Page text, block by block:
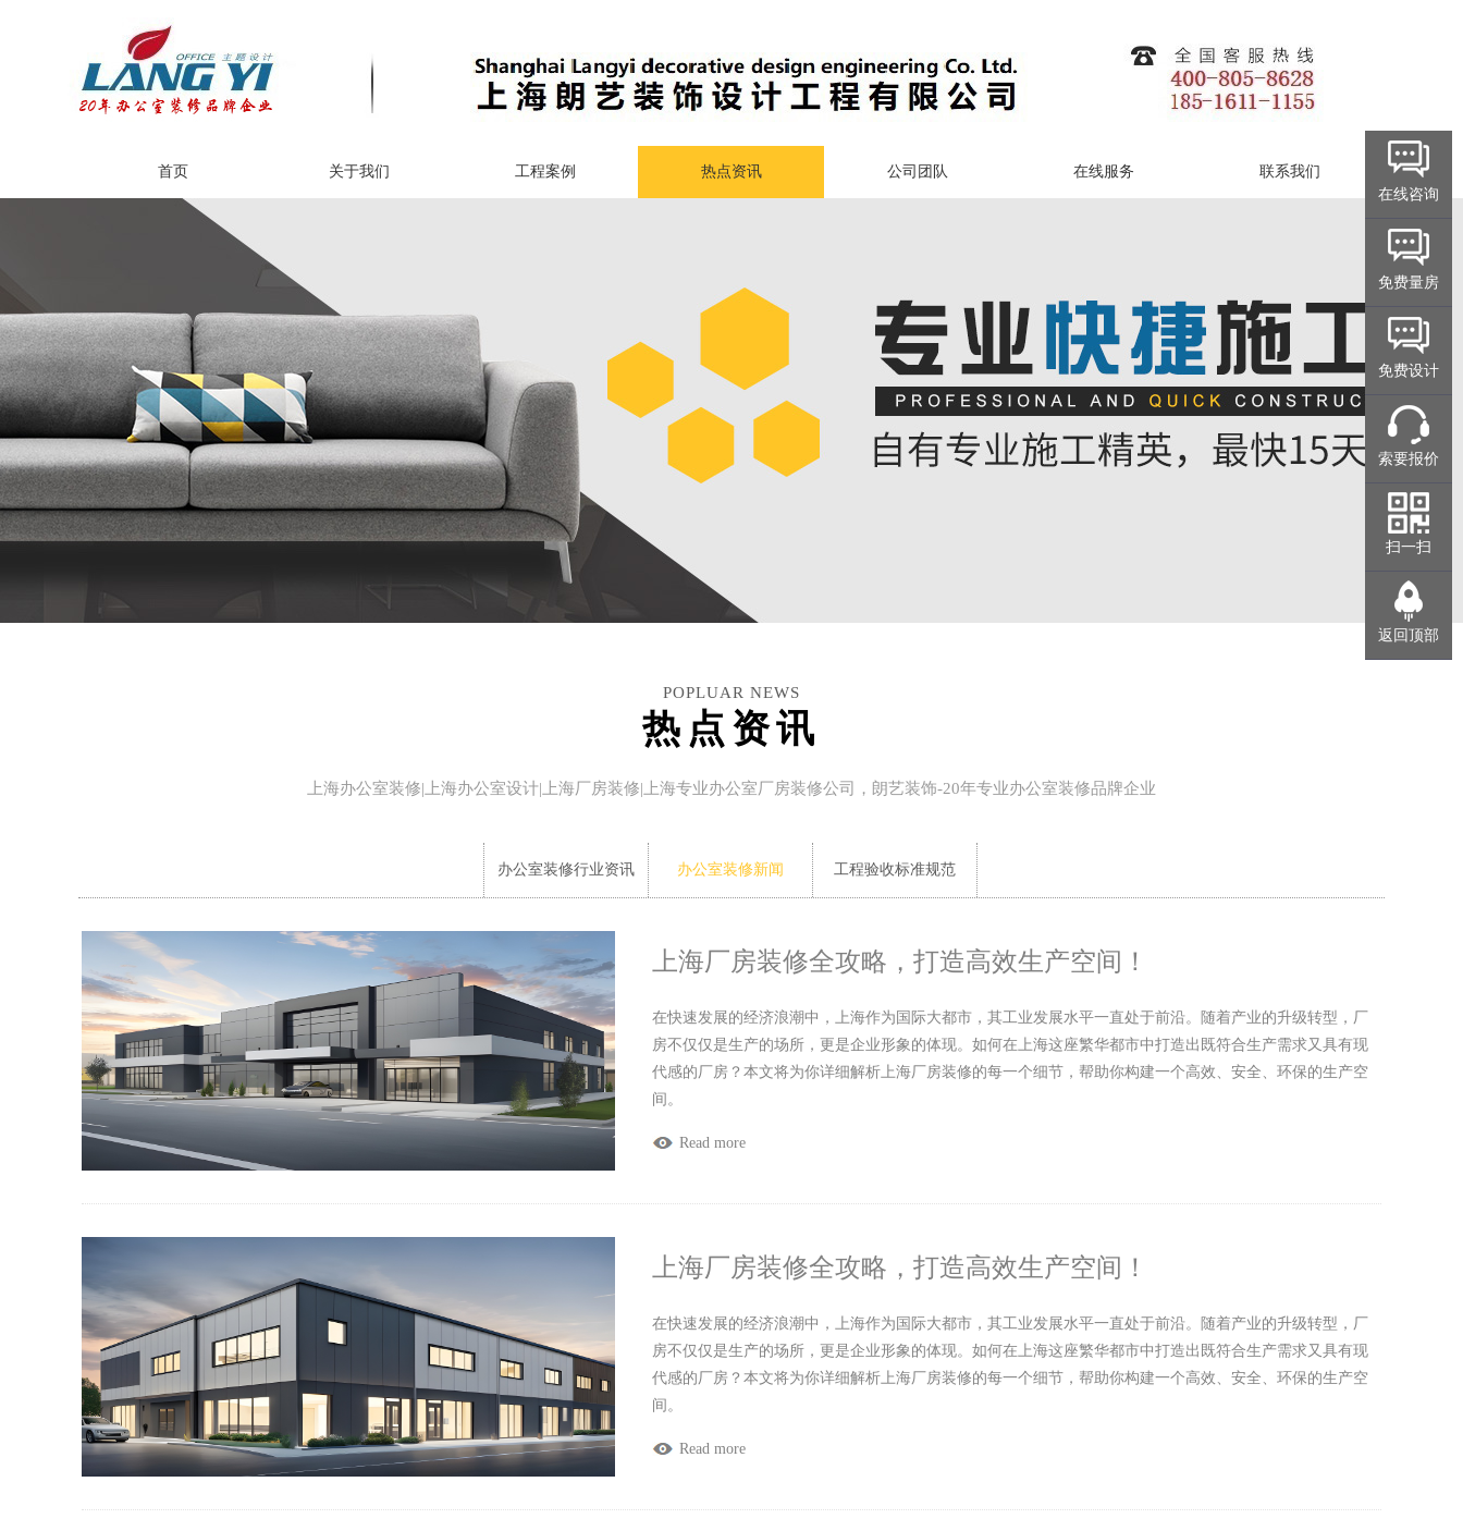
首页 关于我们 工程案例 热点资讯 公司团队 在线服务 联系我们
POPLUAR NEWS
热点资讯
上海办公室装修|上海办公室设计|上海厂房装修|上海专业办公室厂房装修公司，朗艺装饰-20年专业办公室装修品牌企业
办公室装修行业资讯 办公室装修新闻 工程验收标准规范
上海厂房装修全攻略，打造高效生产空间！
在快速发展的经济浪潮中，上海作为国际大都市，其工业发展水平一直处于前沿。随着产业的升级转型，厂
房不仅仅是生产的场所，更是企业形象的体现。如何在上海这座繁华都市中打造出既符合生产需求又具有现
代感的厂房？本文将为你详细解析上海厂房装修的每一个细节，帮助你构建一个高效、安全、环保的生产空
间。
Read more
上海厂房装修全攻略，打造高效生产空间！
在快速发展的经济浪潮中，上海作为国际大都市，其工业发展水平一直处于前沿。随着产业的升级转型，厂
房不仅仅是生产的场所，更是企业形象的体现。如何在上海这座繁华都市中打造出既符合生产需求又具有现
代感的厂房？本文将为你详细解析上海厂房装修的每一个细节，帮助你构建一个高效、安全、环保的生产空
间。
Read more
在线咨询
免费量房
免费设计
索要报价
扫一扫
返回顶部